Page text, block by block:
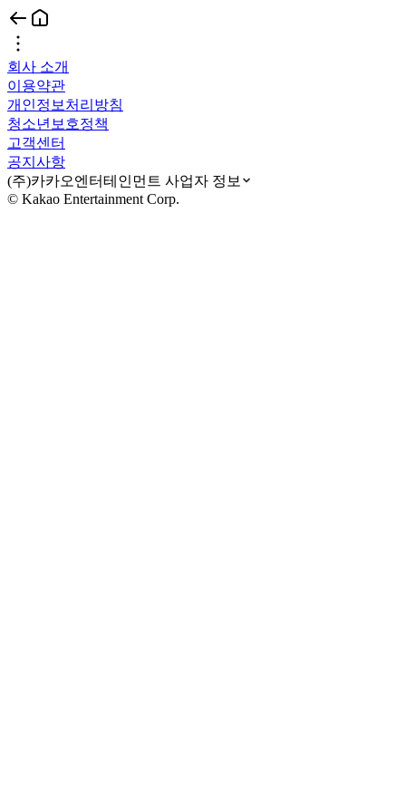
회사 소개
이용약관
개인정보처리방침
청소년보호정책
고객센터
공지사항
(주)카카오엔터테인먼트 사업자 정보
© Kakao Entertainment Corp.